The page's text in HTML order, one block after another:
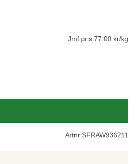
Jmf.pris:77.00 kr/kg
Artnr:SFRAW936211